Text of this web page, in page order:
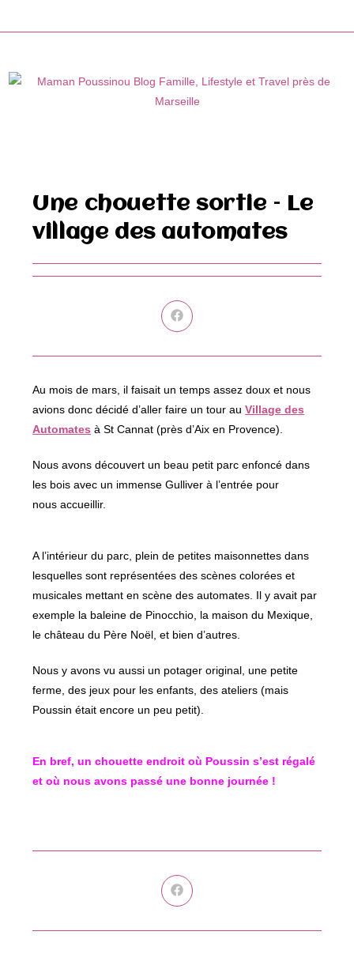
Une chouette sortie – Le
village des automates
Ouvrir
dans
autre
Au mois de mars, il faisait un temps assez doux et nous
avions donc décidé d’aller faire un tour auVillage des
Automates à St Cannat (près d’Aix en Provence).
Nous avons découvert un beau petit parc enfoncé dans
les bois avec un immense Gulliver à l’entrée pour
nous accueillir.
A l’intérieur du parc, plein de petites maisonnettes dans
lesquelles sont représentées des scènes colorées et
musicales mettant en scène des automates. Il y avait par
exemple la baleine de Pinocchio, la maison du Mexique,
le château du Père Noël, et bien d’autres.
Nous y avons vu aussi un potager original, une petite
ferme, des jeux pour les enfants, des ateliers (mais
Poussin était encore un peu petit).
En bref, un chouette endroit où Poussin s’est régalé
et où nous avons passé une bonne journée !
Ouvrir
dans
autre